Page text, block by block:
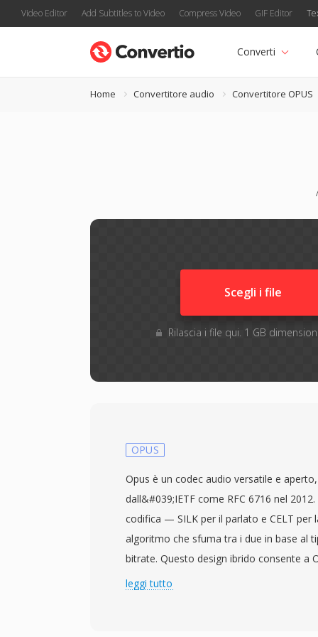
Video Editor Add Subtitles to Video Compress Video GIF Editor
Converti
Home Convertitore audio Convertitore OPUS
Scegli i file
Rilascia i file qui. 1 GB
OPUS
Opus è un codec audio versatile e
dall&#039;IETF come RFC 6716 nel
codifica — SILK per il parlato e CELT per
algoritmo che sfuma tra i due in base al
bitrate. Questo design ibrido consente a
praticamente ogni altro codec in
leggi tutto